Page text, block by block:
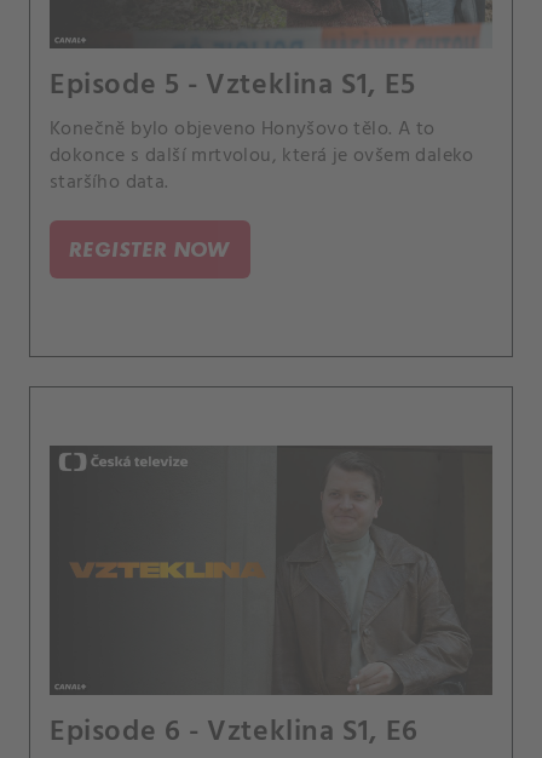
Episode 5 - Vzteklina S1, E5
Konečně bylo objeveno Honyšovo tělo. A to
dokonce s další mrtvolou, která je ovšem daleko
staršího data.
REGISTER NOW
Episode 6 - Vzteklina S1, E6